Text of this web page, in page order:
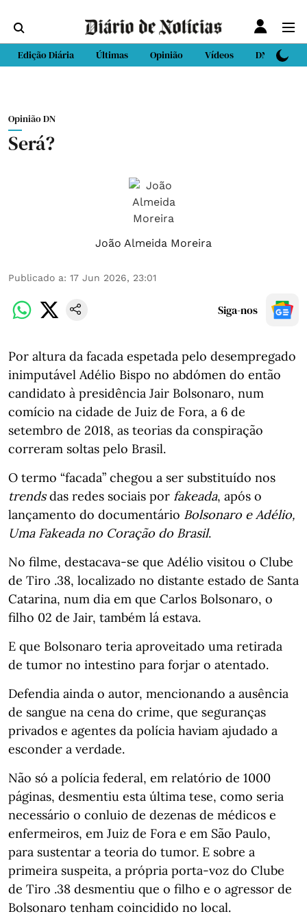
Edição Diária Últimas Opinião Vídeos DN Sport
Opinião DN
Será?
João Almeida Moreira
Publicado a: 17 Jun 2026, 23:01
Siga-nos
Por altura da facada espetada pelo desempregado
inimputável Adélio Bispo no abdómen do então
candidato à presidência Jair Bolsonaro, num
comício na cidade de Juiz de Fora, a 6 de
setembro de 2018, as teorias da conspiração
correram soltas pelo Brasil.
O termo “facada” chegou a ser substituído nos
trendsdas redes sociais por fakeada, após o
lançamento do documentário Bolsonaro e Adélio,
Uma Fakeada no Coração do Brasil.
No filme, destacava-se que Adélio visitou o Clube
de Tiro .38, localizado no distante estado de Santa
Catarina, num dia em que Carlos Bolsonaro, o
filho 02 de Jair, também lá estava.
E que Bolsonaro teria aproveitado uma retirada
de tumor no intestino para forjar o atentado.
Defendia ainda o autor, mencionando a ausência
de sangue na cena do crime, que seguranças
privados e agentes da polícia haviam ajudado a
esconder a verdade.
Não só a polícia federal, em relatório de 1000
páginas, desmentiu esta última tese, como seria
necessário o conluio de dezenas de médicos e
enfermeiros, em Juiz de Fora e em São Paulo,
para sustentar a teoria do tumor. E sobre a
primeira suspeita, a própria porta-voz do Clube
de Tiro .38 desmentiu que o filho e o agressor de
Bolsonaro tenham coincidido no local.